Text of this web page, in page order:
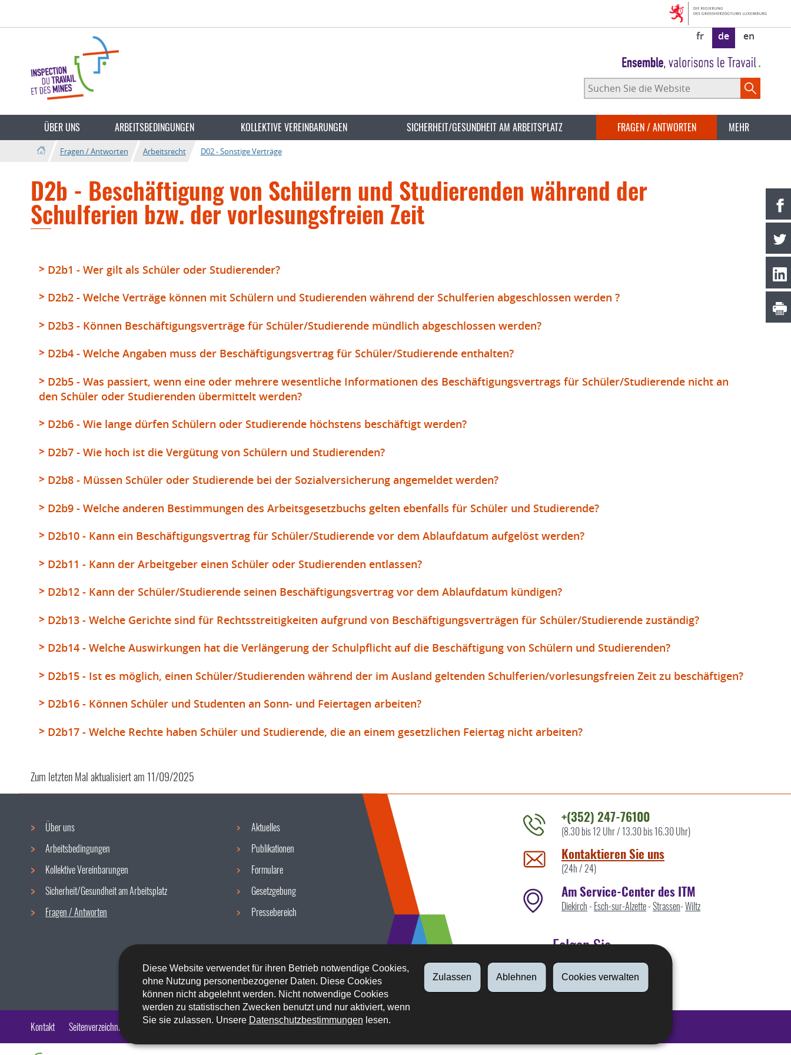
Diese Website verwendet für ihren Betrieb notwendige Cookies,
ohne Nutzung personenbezogener Daten. Diese Cookies
können nicht abgelehnt werden. Nicht notwendige Cookies
werden zu statistischen Zwecken benutzt und nur aktiviert, wenn
Sie sie zulassen. Unsere Datenschutzbestimmungen lesen.
Zulassen Ablehnen Cookies verwalten
wechseln
fr de en
Suchen
Sie
Website
ÜBER UNS ARBEITSBEDINGUNGEN KOLLEKTIVE VEREINBARUNGEN SICHERHEIT/GESUNDHEIT AM ARBEITSPLATZ FRAGEN / ANTWORTEN MEHR
Fragen / Antworten Arbeitsrecht D02 - Sonstige Verträge
D2b - Beschäftigung von Schülern und Studierenden während der
Schulferien bzw. der vorlesungsfreien Zeit
D2b1 - Wer gilt als Schüler oder Studierender?
D2b2 - Welche Verträge können mit Schülern und Studierenden während der Schulferien abgeschlossen werden ?
D2b3 - Können Beschäftigungsverträge für Schüler/Studierende mündlich abgeschlossen werden?
D2b4 - Welche Angaben muss der Beschäftigungsvertrag für Schüler/Studierende enthalten?
D2b5 - Was passiert, wenn eine oder mehrere wesentliche Informationen des Beschäftigungsvertrags für Schüler/Studierende nicht an
den Schüler oder Studierenden übermittelt werden?
D2b6 - Wie lange dürfen Schülern oder Studierende höchstens beschäftigt werden?
D2b7 - Wie hoch ist die Vergütung von Schülern und Studierenden?
D2b8 - Müssen Schüler oder Studierende bei der Sozialversicherung angemeldet werden?
D2b9 - Welche anderen Bestimmungen des Arbeitsgesetzbuchs gelten ebenfalls für Schüler und Studierende?
D2b10 - Kann ein Beschäftigungsvertrag für Schüler/Studierende vor dem Ablaufdatum aufgelöst werden?
D2b11 - Kann der Arbeitgeber einen Schüler oder Studierenden entlassen?
D2b12 - Kann der Schüler/Studierende seinen Beschäftigungsvertrag vor dem Ablaufdatum kündigen?
D2b13 - Welche Gerichte sind für Rechtsstreitigkeiten aufgrund von Beschäftigungsverträgen für Schüler/Studierende zuständig?
D2b14 - Welche Auswirkungen hat die Verlängerung der Schulpflicht auf die Beschäftigung von Schülern und Studierenden?
D2b15 - Ist es möglich, einen Schüler/Studierenden während der im Ausland geltenden Schulferien/vorlesungsfreien Zeit zu beschäftigen?
D2b16 - Können Schüler und Studenten an Sonn- und Feiertagen arbeiten?
D2b17 - Welche Rechte haben Schüler und Studierende, die an einem gesetzlichen Feiertag nicht arbeiten?
Zum letzten Mal aktualisiert am11/09/2025
Navigationsmenü
Über uns
Arbeitsbedingungen
Kollektive Vereinbarungen
Sicherheit/Gesundheit am Arbeitsplatz
Fragen / Antworten
Aktuelles
Publikationen
Formulare
Gesetzgebung
Pressebereich
Kontaktieren
Sie
uns
+(352) 247-76100
(8.30 bis 12 Uhr / 13.30 bis 16.30 Uhr)
Kontaktieren Sie uns
(24h / 24)
Am Service-Center des ITM
Diekirch- Esch-sur-Alzette-Strassen-Wiltz
Folgen Sie
Linkedin
Kontakt Seitenverzeichnis Impressum Barrierefreiheit Rechtliche Aspekte Datenschutz